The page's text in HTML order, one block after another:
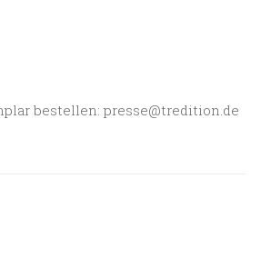
bestellen: presse@tredition.de